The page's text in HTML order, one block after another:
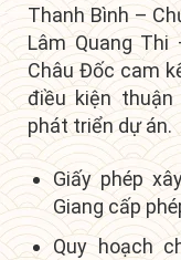
Thanh Bình –
Lâm Quang
Châu Đốc cam
điều kiện
phát triển dự án.
Giấy phép
Giang cấp
Quy hoạch